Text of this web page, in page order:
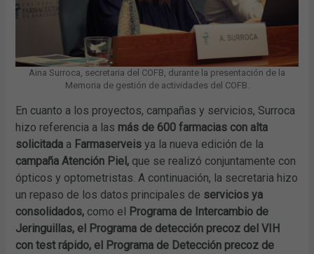
Aina Surroca, secretaria del COFB, durante la presentación de la
Memoria de gestión de actividades del COFB.
En cuanto a los proyectos, campañas y servicios, Surroca
hizo referencia a las más de 600 farmacias con alta
solicitada a Farmaserveis ya la nueva edición de la
campaña Atención Piel, que se realizó conjuntamente con
ópticos y optometristas. A continuación, la secretaria hizo
un repaso de los datos principales de servicios ya
consolidados, como el Programa de Intercambio de
Jeringuillas, el Programa de detección precoz del VIH
con test rápido, el Programa de Detección precoz de